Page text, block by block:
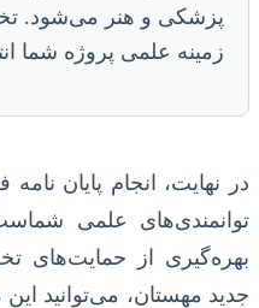
پزشکی و هنر می‌شود.
زمینه علمی پروژه شما
در نهایت، انجام پایان
توانمندی‌های علمی
بهره‌گیری از
جدید مهستان، می‌توانید